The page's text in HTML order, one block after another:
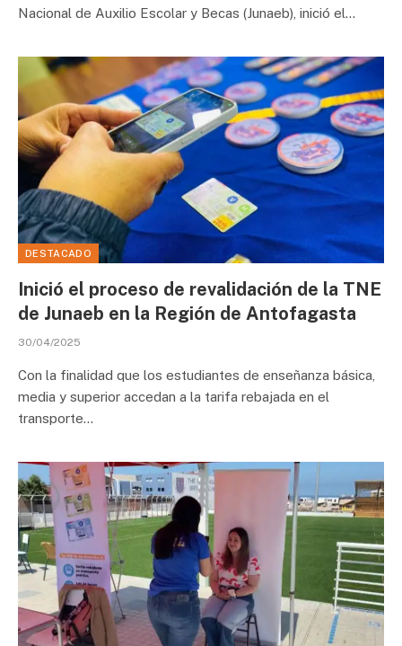
Nacional de Auxilio Escolar y Becas (Junaeb), inició el…
DESTACADO
Inició el proceso de revalidación de la TNE
de Junaeb en la Región de Antofagasta
30/04/2025
Con la finalidad que los estudiantes de enseñanza básica,
media y superior accedan a la tarifa rebajada en el
transporte…